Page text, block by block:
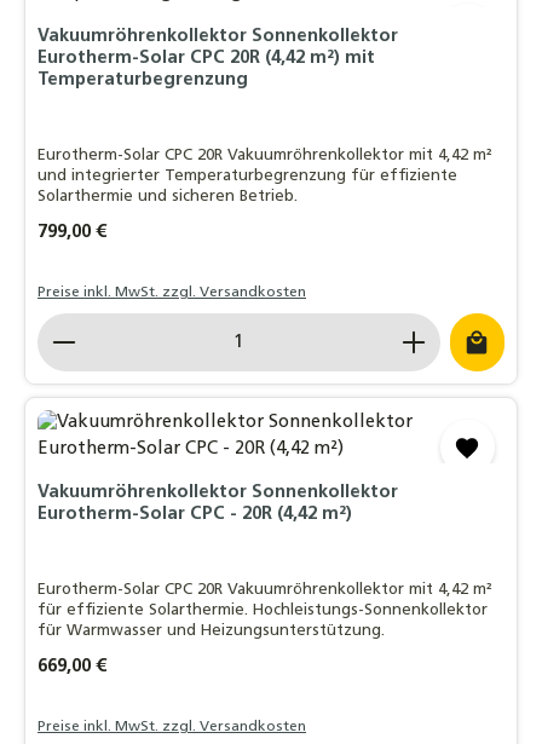
Vakuumröhrenkollektor Sonnenkollektor
Eurotherm-Solar CPC 20R (4,42 m²) mit
Temperaturbegrenzung
Eurotherm-Solar CPC 20R Vakuumröhrenkollektor mit 4,42 m²
und integrierter Temperaturbegrenzung für effiziente
Solarthermie und sicheren Betrieb.
Regulärer Preis:
799,00 €
Preise inkl. MwSt. zzgl. Versandkosten
Produkt Anzahl: Gib den gewünschten Wert
Vakuumröhrenkollektor Sonnenkollektor
Eurotherm-Solar CPC - 20R (4,42 m²)
Eurotherm-Solar CPC 20R Vakuumröhrenkollektor mit 4,42 m²
für effiziente Solarthermie. Hochleistungs-Sonnenkollektor
für Warmwasser und Heizungsunterstützung.
Regulärer Preis:
669,00 €
Preise inkl. MwSt. zzgl. Versandkosten